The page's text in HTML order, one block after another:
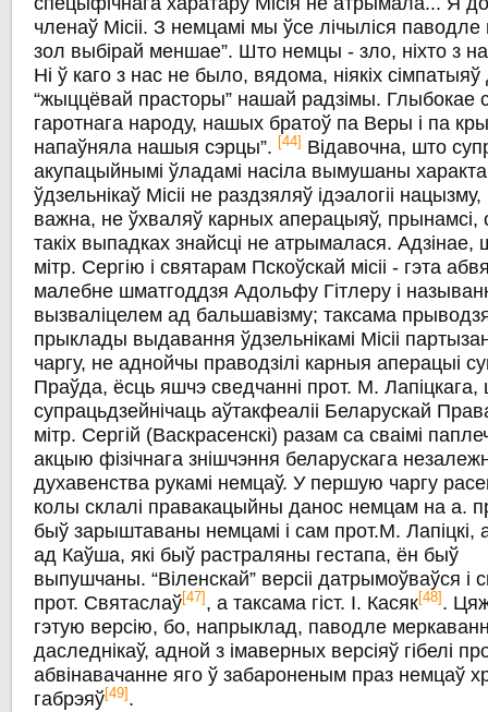
членаў Місіі. З немцамі мы ўсе лічыліся
зол выбірай меншае”. Што немцы - зло, ніхто з
Ні ў каго з нас не было, вядома, ніякіх сімпатыяў
“жыццёвай прасторы” нашай радзімы. Глыбокае
гаротнага народу, нашых братоў па Веры і па
напаўняла нашыя сэрцы”. [44] Відавочна, што
акупацыйнымі ўладамі насіла вымушаны
ўдзельнікаў Місіі не раздзяляў ідэалогіі
важна, не ўхваляў карных аперацыяў, прынамсі,
такіх выпадках знайсці не атрымалася. Адзінае,
мітр. Сергію і святарам Пскоўскай місіі - гэта
малебне шматгоддзя Адольфу Гітлеру і
вызваліцелем ад бальшавізму; таксама
прыклады выдавання ўдзельнікамі Місіі
чаргу, не аднойчы праводзілі карныя аперацыі
Праўда, ёсць яшчэ сведчанні прот. М. Лапіцкага,
супрацьдзейнічаць аўтакфеаліі Беларускай
мітр. Сергій (Васкрасенскі) разам са сваімі
акцыю фізічнага знішчэння беларускага
духавенства рукамі немцаў. У першую чаргу
колы склалі правакацыйны данос немцам на а.
быў зарыштаваны немцамі і сам прот.М. Лапіцкі,
ад Каўша, які быў растраляны гестапа, ён быў
выпушчаны. “Віленскай” версіі датрымоўваўся
прот. Святаслаў[47] , а таксама гіст. І. Касяк[48] .
гэтую версію, бо, напрыклад, паводле
даследнікаў, адной з імаверных версіяў гібелі
абвінавачанне яго ў забароненым праз немцаў
габрэяў[49] .